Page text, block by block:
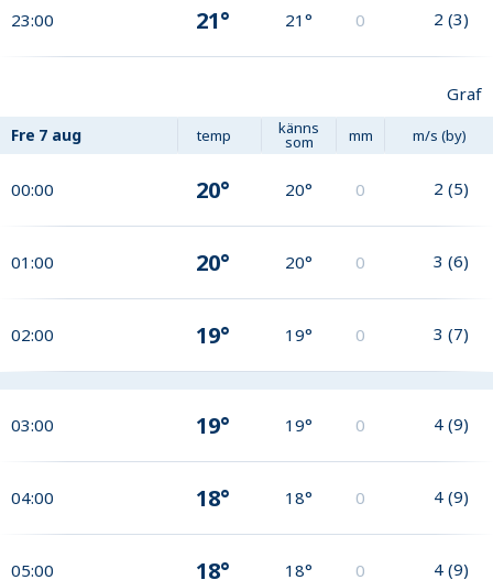
23:00 21° 21° 0 2 (3)
Graf
Fre 7 aug temp känns
som mm m/s (by)
00:00 20° 20° 0 2 (5)
01:00 20° 20° 0 3 (6)
02:00 19° 19° 0 3 (7)
03:00 19° 19° 0 4 (9)
04:00 18° 18° 0 4 (9)
05:00 18° 18° 0 4 (9)